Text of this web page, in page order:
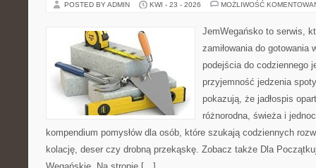
POSTED BY ADMIN KWI - 23 - 2026 MOŻLIWOŚĆ
JemWegańsko to serwis,
zamiłowania do gotowania
podejścia do codziennego
przyjemność jedzenia
pokazują, że jadłospis
różnorodna, świeża i
kompendium pomysłów dla osób, które szukają codziennych
kolację, deser czy drobną przekąskę. Zobacz także Dla